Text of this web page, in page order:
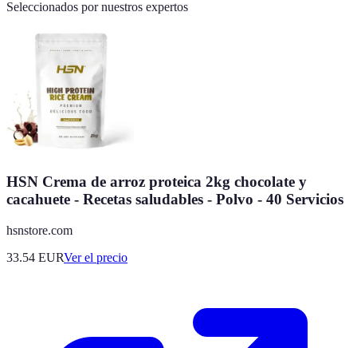
Seleccionados por nuestros expertos
HSN Crema de arroz proteica 2kg chocolate y
cacahuete - Recetas saludables - Polvo - 40 Servicios
hsnstore.com
33.54 EURVer el precio